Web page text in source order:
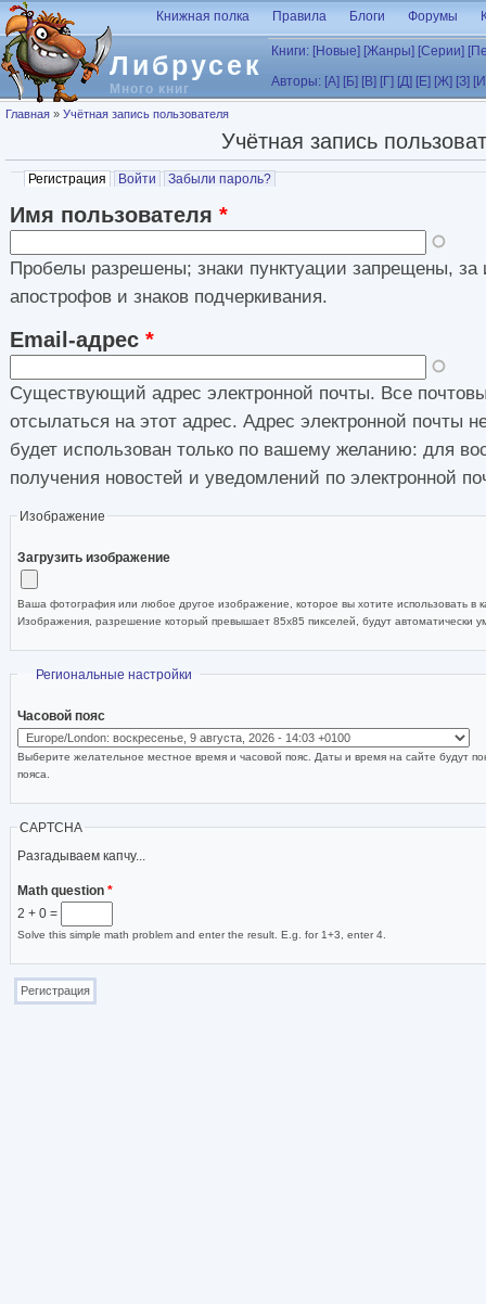
Перейти к основному содержанию
Либрусек
Много книг
Книжная полка Правила Блоги Форумы
Книги: [Новые] [Жанры] [Серии]
Авторы: [А] [Б] [В] [Г] [Д] [Е] [Ж] [З]
Вы здесь
Главная » Учётная запись пользователя
Учётная запись
Главные вкладки
Регистрация (активная вкладка)
Войти Забыли пароль?
Имя пользователя *
Пробелы разрешены; знаки пунктуации запрещены, за
апострофов и знаков подчеркивания.
Email-адрес *
Существующий адрес электронной почты. Все
отсылаться на этот адрес. Адрес электронной почты
будет использован только по вашему желанию: для
получения новостей и уведомлений по электронной
Изображение
Загрузить изображение
Ваша фотография или любое другое изображение, которое вы хотите использовать в
Изображения, разрешение который превышает 85x85 пикселей, будут автоматически
Скрыть
Региональные настройки
Часовой пояс
Выберите желательное местное время и часовой пояс. Даты и время на сайте будут
пояса.
CAPTCHA
Разгадываем капчу...
Math question *
2 + 0 =
Solve this simple math problem and enter the result. E.g. for 1+3, enter 4.